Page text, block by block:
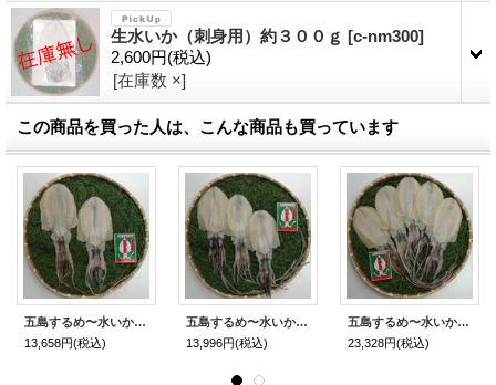
生水いか（刺身用）約３００ｇ [c-nm300]
2,600円(税込)
[在庫数 ×]
この商品を買った人は、こんな商品も買っています
五島するめ〜水いかするめ〜 特大の型 2枚 (430g)
13,658円(税込)
五島するめ〜水いかするめ〜 大の型 3枚 (総量480g)
13,996円(税込)
五島するめ〜水いかするめ〜 大の型 5枚 (総量800g)
23,328円(税込)